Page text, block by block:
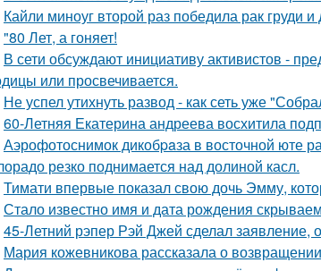
Кайли миноуг второй раз победила рак груди
"80 Лет, а гоняет!
В сети обсуждают инициативу активистов -
или просвечивается.
Не успел утихнуть развод - как сеть уже
60-Летняя Екатерина андреева восхитила
Аэрофотоснимок дикобpaза в восточной юте
резко поднимается над долиной касл.
Тимати впервые показал свою дочь Эмму,
Стало известно имя и дата рождения
45-Летний рэпер Рэй Джей сделал заявление,
Мария кожевникова рассказала о